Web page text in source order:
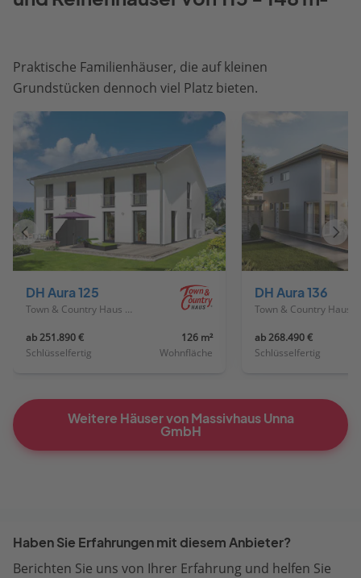
Praktische Familienhäuser, die auf kleinen
Grundstücken dennoch viel Platz bieten.
DH Aura 125
Town & Country Haus Deutschland
ab 251.890 €
Schlüsselfertig
126 m²
Wohnfläche
DH Aura 136
ab 268.490 €
Schlüsselfertig
Vorheriges
Haus
Haus
Weitere Häuser von Massivhaus Unna
GmbH
Haben Sie Erfahrungen mit diesem Anbieter?
Berichten Sie uns von Ihrer Erfahrung und helfen Sie